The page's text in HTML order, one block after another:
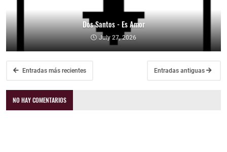
Dos Santos - Es Amor
July 27, 2026
Entradas más recientes Entradas antiguas
NO HAY COMENTARIOS